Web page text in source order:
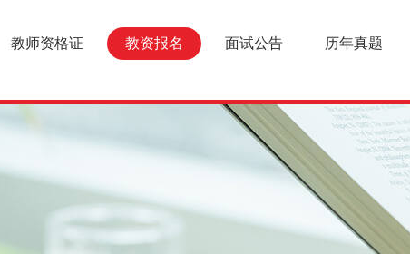
教师资格证 教资报名 面试公告 历年真题